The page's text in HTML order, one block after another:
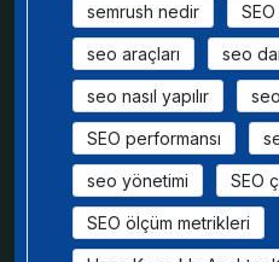
semrush nedir SEO
seo araçları seo
seo nasıl yapılır
SEO performansı
seo yönetimi SEO
SEO ölçüm metrikleri